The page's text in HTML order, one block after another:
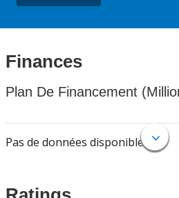
Finances
Plan De Financement
Pas de données disponibles.